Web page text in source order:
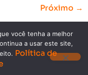
Próximo →
você tenha a melhor
a usar este site,
Política de